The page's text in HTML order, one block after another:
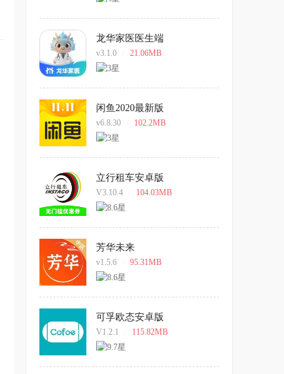
龙华家医医生端
v3.1.0 21.06MB
闲鱼2020最新版
v6.8.30 102.2MB
立行租车安卓版
V3.10.4 104.03MB
芳华未来
v1.5.6 95.31MB
可孚欧态安卓版
V1.2.1 115.82MB